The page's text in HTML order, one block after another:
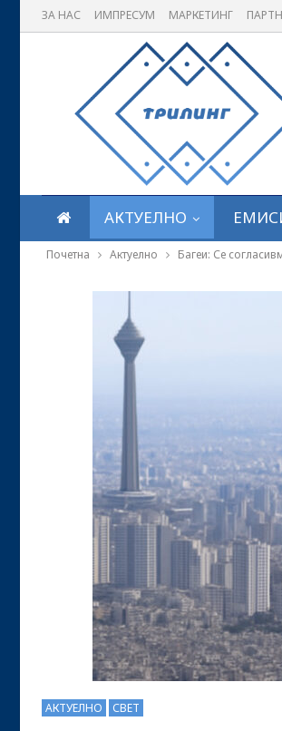
ЗА НАС ИМПРЕСУМ МАРКЕТИНГ
АКТУЕЛНО
Почетна Актуелно Багеи: Се
АКТУЕЛНО СВЕТ